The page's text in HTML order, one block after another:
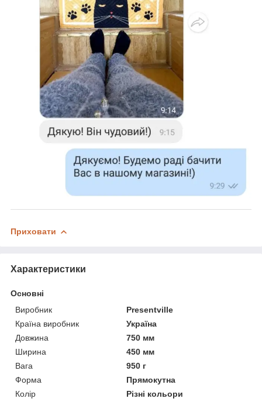
Приховати
Характеристики
Основні
Виробник
Presentville
Країна виробник
Україна
Довжина
750 мм
Ширина
450 мм
Вага
950 г
Форма
Прямокутна
Колір
Різні кольори